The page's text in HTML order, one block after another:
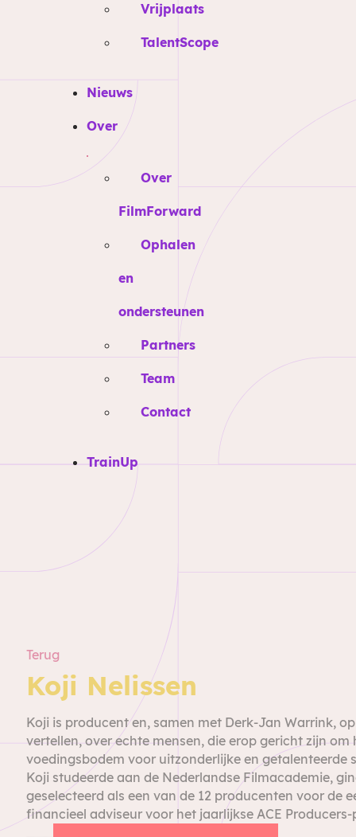
Vrijplaats
TalentScope
Nieuws
Over
Over
FilmForward
Ophalen
en
ondersteunen
Partners
Team
Contact
TrainUp
Terug
Koji Nelissen
Koji is producent en, samen met Derk-Jan Warrink,
vertellen, over echte mensen, die erop gericht zijn
voedingsbodem voor uitzonderlijke en getalenteerde
Koji studeerde aan de Nederlandse Filmacademie,
geselecteerd als een van de 12 producenten voor de
financieel adviseur voor het jaarlijkse ACE